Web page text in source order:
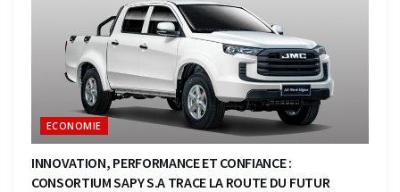
ECONOMIE
INNOVATION, PERFORMANCE ET CONFIANCE :
CONSORTIUM SAPY S.A TRACE LA ROUTE DU FUTUR